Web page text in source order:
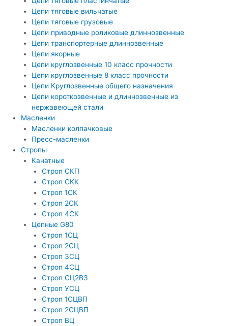
Цепи тяговые вильчатые
Цепи тяговые грузовые
Цепи приводные роликовые длиннозвенные
Цепи транспортерные длиннозвенные
Цепи якорные
Цепи круглозвенные 10 класс прочности
Цепи круглозвенные 8 класс прочности
Цепи Круглозвенные общего назначения
Цепи короткозвенные и длиннозвенные из
нержавеющей стали
Масленки
Масленки колпачковые
Пресс-масленки
Стропы
Канатные
Строп СКП
Строп СКК
Строп 1СК
Строп 2СК
Строп 4СК
Цепные G80
Строп 1СЦ
Строп 2СЦ
Строп 3СЦ
Строп 4СЦ
Строп СЦ2В3
Строп УСЦ
Строп 1СЦВП
Строп 2СЦВП
Строп ВЦ